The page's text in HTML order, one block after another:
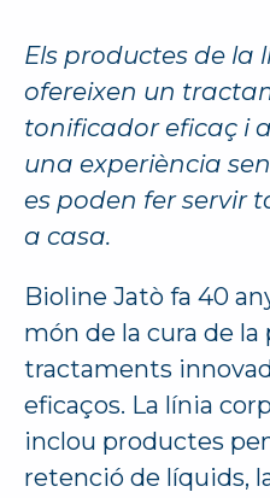
Els productes de la
ofereixen un
tonificador eficaç i
una experiència
es poden fer servir
a casa.
Bioline Jatò fa 40
món de la cura de la
tractaments
eficaços. La línia
inclou productes
retenció de líquids,